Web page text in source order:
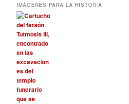
IMÁGENES PARA LA HISTORIA